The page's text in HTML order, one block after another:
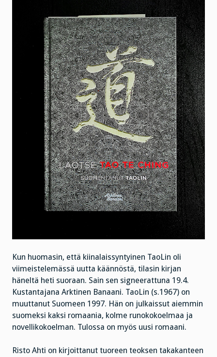
Kun huomasin, että kiinalaissyntyinen TaoLin oli
viimeistelemässä uutta käännöstä, tilasin kirjan
häneltä heti suoraan. Sain sen signeerattuna 19.4.
Kustantajana Arktinen Banaani. TaoLin (s.1967) on
muuttanut Suomeen 1997. Hän on julkaissut aiemmin
suomeksi kaksi romaania, kolme runokokoelmaa ja
novellikokoelman. Tulossa on myös uusi romaani.
Risto Ahti on kirjoittanut tuoreen teoksen takakanteen